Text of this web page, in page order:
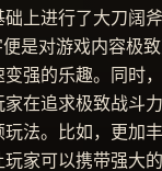
上进行了大刀阔
是对游戏内容极
强的乐趣。同时
在追求极致战斗
法。比如，更加
家可以携带强大